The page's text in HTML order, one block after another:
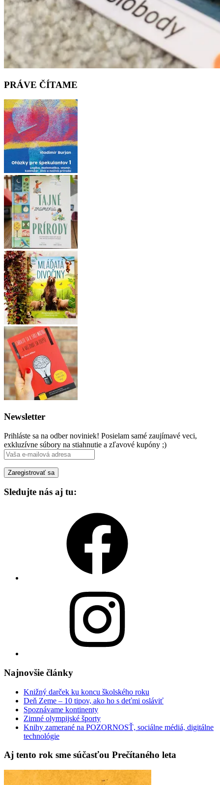
PRÁVE ČÍTAME
Newsletter
Prihláste sa na odber noviniek! Posielam samé zaujímavé veci,
exkluzívne súbory na stiahnutie a zľavové kupóny ;)
Sledujte nás aj tu:
Najnovšie články
Knižný darček ku koncu školského roku
Deň Zeme – 10 tipov, ako ho s deťmi osláviť
Spoznávame kontinenty
Zimné olympijské športy
Knihy zamerané na POZORNOSŤ, sociálne médiá, digitálne
technológie
Aj tento rok sme súčasťou Prečítaného leta